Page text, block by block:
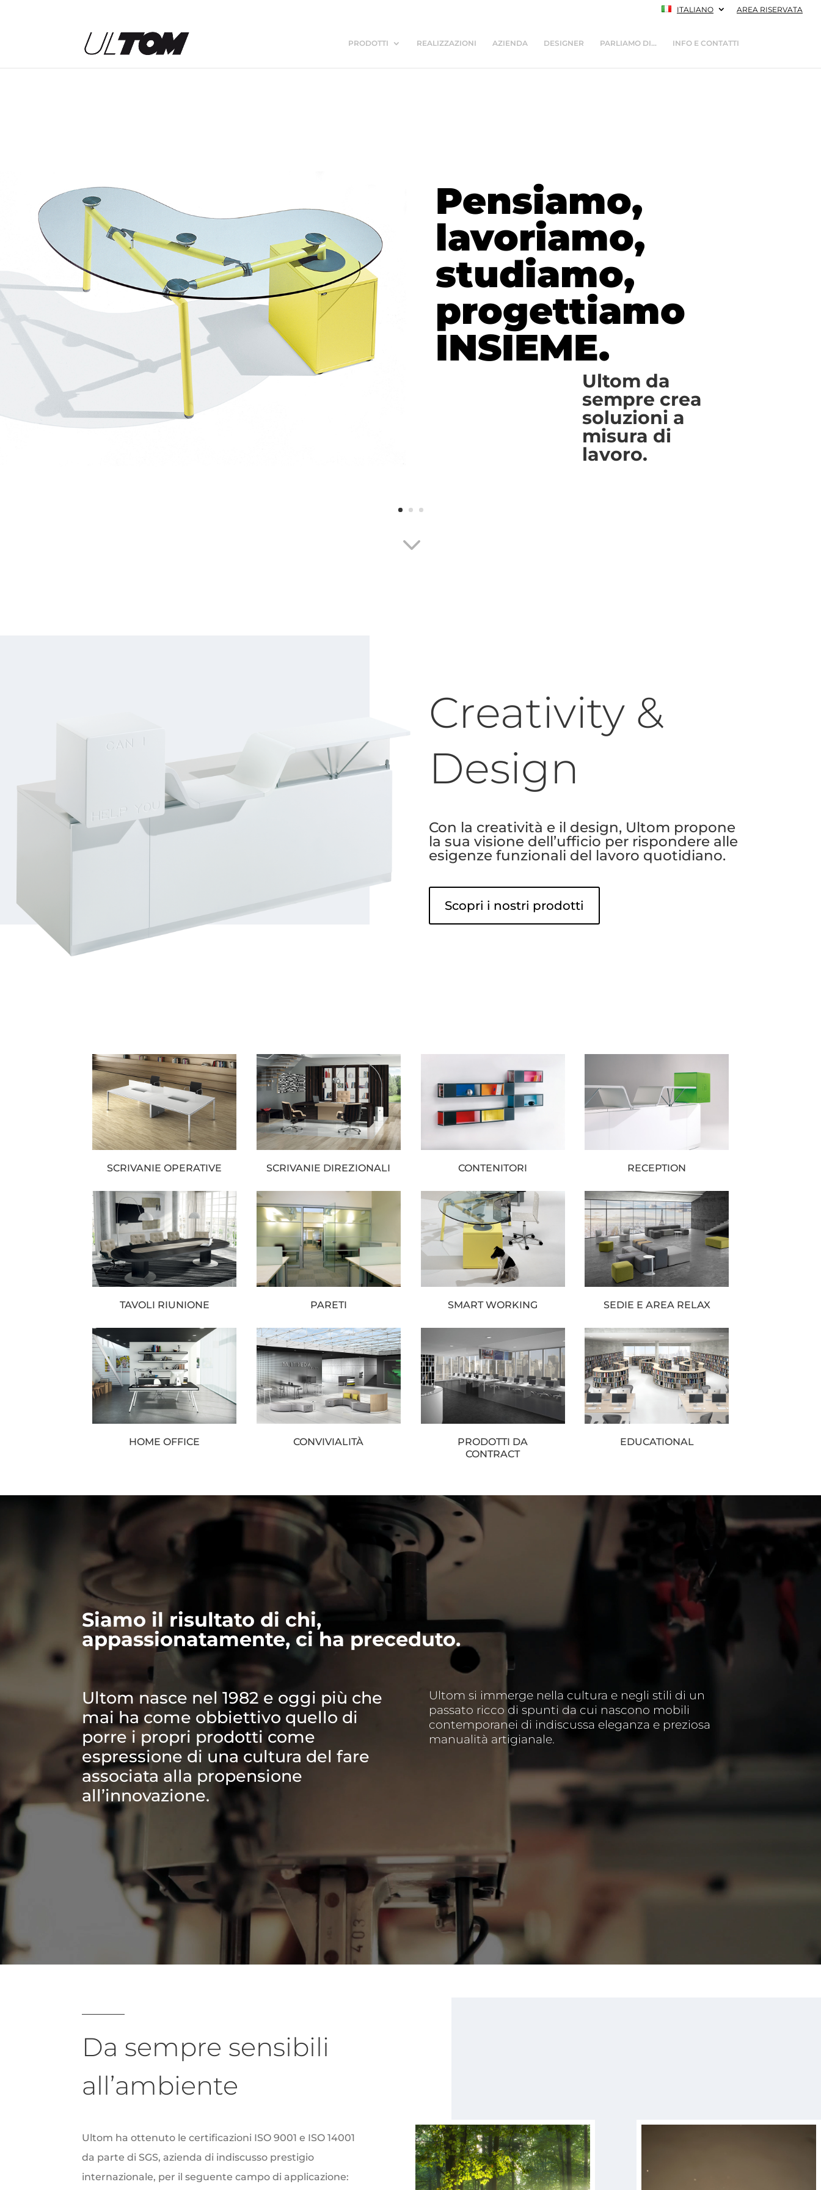
ITALIANO AREA RISERVATA
PRODOTTI REALIZZAZIONI AZIENDA DESIGNER PARLIAMO DI… INFO E CONTATTI
Pensiamo,
lavoriamo,
studiamo,
progettiamo
INSIEME.
Ultom da
sempre crea
soluzioni a
misura di
lavoro.
3
Creativity &
Design
Con la creatività e il design, Ultom propone
la sua visione dell’ufficio per rispondere alle
esigenze funzionali del lavoro quotidiano.
Scopri i nostri prodotti
SCRIVANIE OPERATIVE SCRIVANIE DIREZIONALI CONTENITORI RECEPTION
TAVOLI RIUNIONE PARETI SMART WORKING SEDIE E AREA RELAX
HOME OFFICE CONVIVIALITÀ
PRODOTTI DA
CONTRACT
EDUCATIONAL
Siamo il risultato di chi,
appassionatamente, ci ha preceduto.
Ultom nasce nel 1982 e oggi più che
mai ha come obbiettivo quello di
porre i propri prodotti come
espressione di una cultura del fare
associata alla propensione
all’innovazione.
Ultom si immerge nella cultura e negli stili di un
passato ricco di spunti da cui nascono mobili
contemporanei di indiscussa eleganza e preziosa
manualità artigianale.
Da sempre sensibili
all’ambiente
Ultom ha ottenuto le certificazioni ISO 9001 e ISO 14001
da parte di SGS, azienda di indiscusso prestigio
internazionale, per il seguente campo di applicazione: